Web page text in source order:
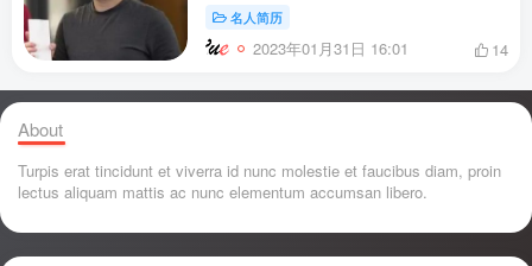
名人简历
2023年01月31日 16:01 14
About
Turpis erat tincidunt et viverra id nunc molestie et faucibus diam, proin
lectus aliquam mattis ac nunc elementum accumsan libero.